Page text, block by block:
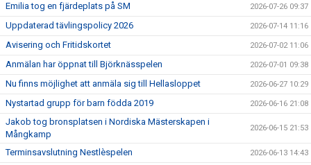
Emilia tog en fjärdeplats på SM 2026-07-26 09:37
Uppdaterad tävlingspolicy 2026 2026-07-14 11:16
Avisering och Fritidskortet 2026-07-02 11:06
Anmälan har öppnat till Björknässpelen 2026-07-01 09:38
Nu finns möjlighet att anmäla sig till Hellasloppet 2026-06-27 10:29
Nystartad grupp för barn födda 2019 2026-06-16 21:08
Jakob tog bronsplatsen i Nordiska Mästerskapen i
Mångkamp
2026-06-15 21:53
Terminsavslutning Nestlèspelen 2026-06-13 14:43